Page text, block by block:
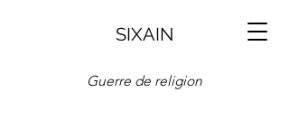
SIXAIN
Guerre de religion